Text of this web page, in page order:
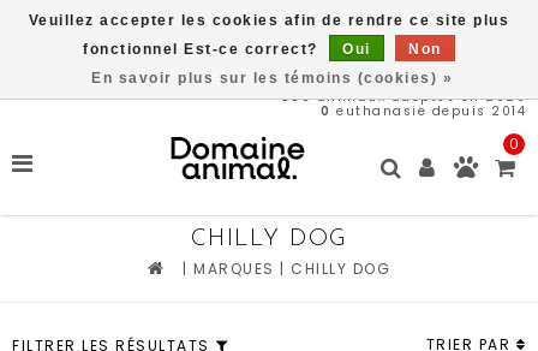
566animaux adoptés en 2026
0 euthanasie depuis 2014
0
CHILLY DOG
|MARQUES | CHILLY DOG
FILTRER LES RÉSULTATS TRIER PAR
Veuillez accepter les cookies afin de rendre ce site plus
fonctionnel Est-ce correct?
Oui
Non
En savoir plus sur les témoins (cookies) »
Livraison gratuite à partir de 89$*